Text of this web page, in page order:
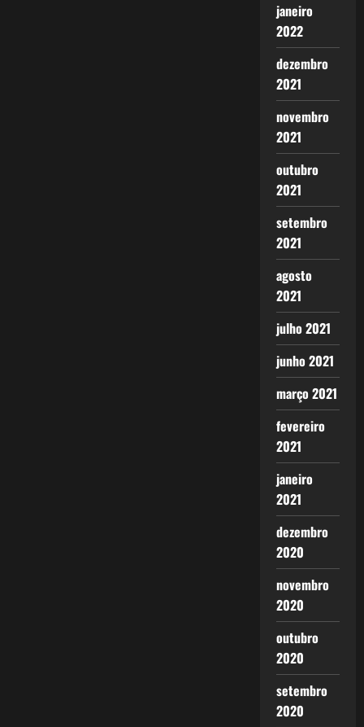
janeiro
2022
dezembro
2021
novembro
2021
outubro
2021
setembro
2021
agosto
2021
julho 2021
junho 2021
março 2021
fevereiro
2021
janeiro
2021
dezembro
2020
novembro
2020
outubro
2020
setembro
2020